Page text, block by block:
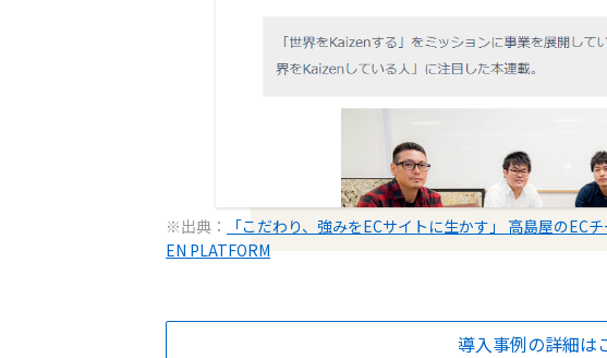
※出典：
「こだわり、強みをECサイトに生かす」 高島屋のEC
EN PLATFORM
導入事例の詳細は